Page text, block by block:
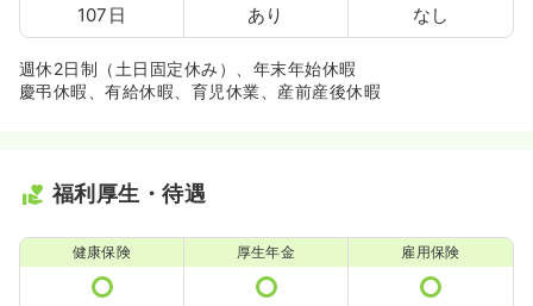
び認知度を高め、介護離職を防止するための取組に向けた
社会的気運の醸成を図っております！
107日 あり なし
週休2日制（土日固定休み）、年末年始休暇
慶弔休暇、有給休暇、育児休業、産前産後休暇
福利厚生・待遇
健康保険 厚生年金 雇用保険